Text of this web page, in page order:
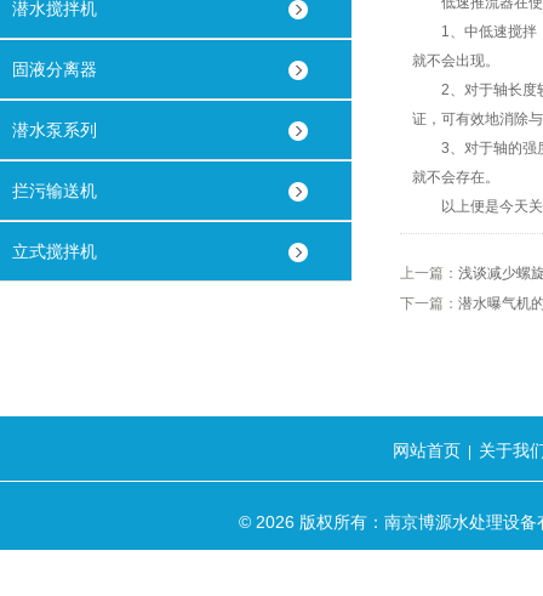
潜水搅拌机
固液分离器
潜水泵系列
拦污输送机
立式搅拌机
1、中低速搅拌，
就不会出现。
2、对于轴长度较
证，可有效地消除
3、对于轴的强度
就不会存在。
以上便是今天关
上一篇： 浅谈减少螺
下一篇： 潜水曝气机
网站首页 关于我
© 2026 版权所有：南京博源水处理设